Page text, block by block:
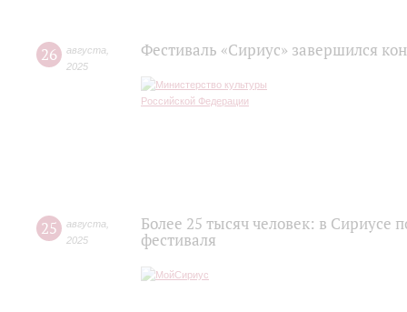
26 августа
2025
Фестиваль «Сириус» завершился
25 августа
2025
Более 25 тысяч человек: в Сириусе
фестиваля